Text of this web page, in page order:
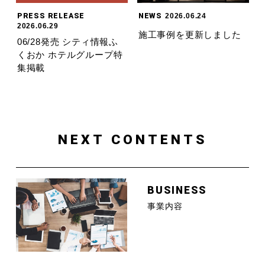
PRESS RELEASE
2026.06.29
06/28発売 シティ情報ふ
くおか ホテルグループ特
集掲載
NEWS 2026.06.24
施工事例を更新しました
NEXT CONTENTS
BUSINESS
事業内容